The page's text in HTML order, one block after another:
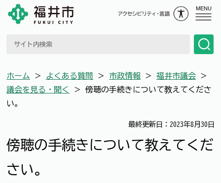
MENU
ホーム ＞ よくある質問 ＞ 市政情報 ＞ 福井市議会 ＞
議会を見る・聞く
＞ 傍聴の手続きについて教えてくださ
い。
最終更新日：2023年8月30日
傍聴の手続きについて教えてくだ
さい。